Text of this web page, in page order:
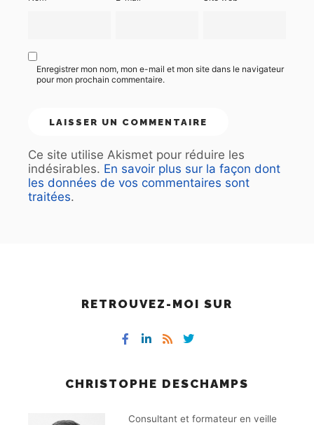
Enregistrer mon nom, mon e-mail et mon site dans le navigateur
pour mon prochain commentaire.
Ce site utilise Akismet pour réduire les
indésirables. En savoir plus sur la façon dont
les données de vos commentaires sont
traitées.
RETROUVEZ-MOI SUR
CHRISTOPHE DESCHAMPS
Consultant et formateur en veille